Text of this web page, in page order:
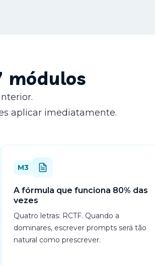
módulos
aplicar imediatamente.
M3
A fórmula que funciona 80% das
vezes
Quatro letras: RCTF. Quando a
dominares, escrever prompts será tão
natural como prescrever.